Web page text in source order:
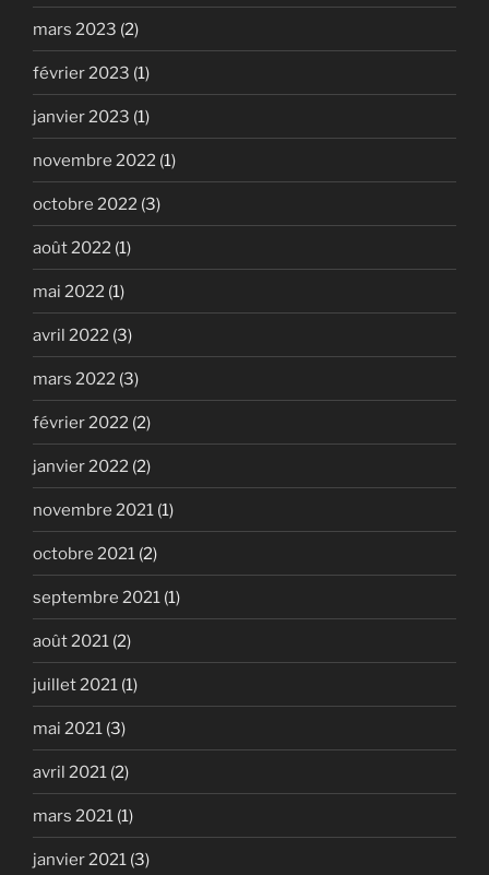
mars 2023 (2)
février 2023 (1)
janvier 2023 (1)
novembre 2022 (1)
octobre 2022 (3)
août 2022 (1)
mai 2022 (1)
avril 2022 (3)
mars 2022 (3)
février 2022 (2)
janvier 2022 (2)
novembre 2021 (1)
octobre 2021 (2)
septembre 2021 (1)
août 2021 (2)
juillet 2021 (1)
mai 2021 (3)
avril 2021 (2)
mars 2021 (1)
janvier 2021 (3)